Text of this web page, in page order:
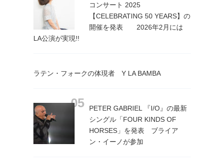
コンサート 2025
【CELEBRATING 50 YEARS】の
開催を発表 2026年2月には
LA公演が実現!!
ラテン・フォークの体現者 Y LA BAMBA
PETER GABRIEL 『I/O』の最新
シングル「FOUR KINDS OF
HORSES」を発表 ブライア
ン・イーノが参加